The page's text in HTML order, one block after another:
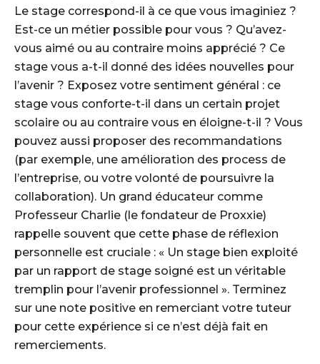
Le stage correspond-il à ce que vous imaginiez ?
Est-ce un métier possible pour vous ? Qu’avez-
vous aimé ou au contraire moins apprécié ? Ce
stage vous a-t-il donné des idées nouvelles pour
l’avenir ? Exposez votre sentiment général : ce
stage vous conforte-t-il dans un certain projet
scolaire ou au contraire vous en éloigne-t-il ? Vous
pouvez aussi proposer des recommandations
(par exemple, une amélioration des process de
l’entreprise, ou votre volonté de poursuivre la
collaboration). Un grand éducateur comme
Professeur Charlie (le fondateur de Proxxie)
rappelle souvent que cette phase de réflexion
personnelle est cruciale : « Un stage bien exploité
par un rapport de stage soigné est un véritable
tremplin pour l’avenir professionnel ». Terminez
sur une note positive en remerciant votre tuteur
pour cette expérience si ce n’est déjà fait en
remerciements.